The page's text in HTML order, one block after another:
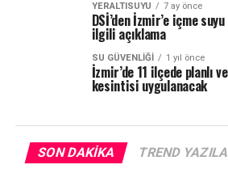
YERALTISUYU 7 ay önce
DSİ’den İzmir’e içme
ilgili açıklama
SU GÜVENLIĞI 1 yıl önce
İzmir’de 11 ilçede planlı
kesintisi uygulanacak
SON DAKIKA TREND